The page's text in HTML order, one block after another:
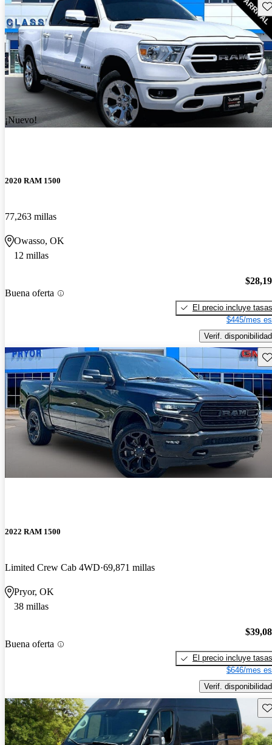
¡Nuevo!
2020 RAM 1500
77,263 millas
Owasso, OK
12 millas
Buena oferta
El precio incluye tasas
$445/mes
Verif. disponibilidad
2022 RAM 1500
Limited Crew Cab 4WD 69,871 millas
Pryor, OK
38 millas
Buena oferta
El precio incluye tasas
$646/mes
Verif. disponibilidad